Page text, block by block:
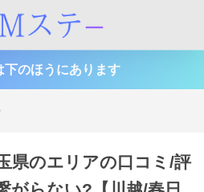
下のほうにあります
県のエリアの口コミ/評